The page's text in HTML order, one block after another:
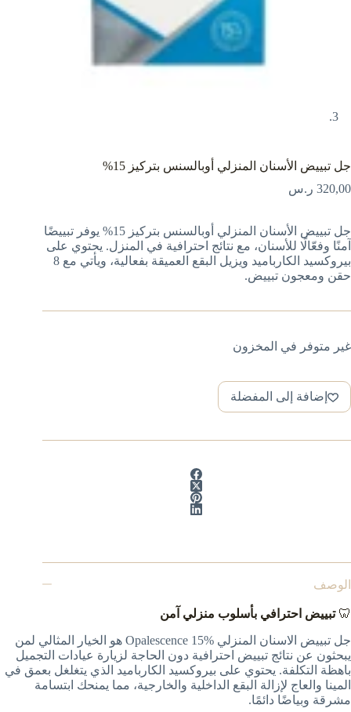
جل تبييض الأسنان المنزلي أوبالسنس بتركيز 15%
320,00 ر.س
جل تبييض الأسنان المنزلي أوبالسنس بتركيز 15% يوفر تبييضًا
آمنًا وفعّالًا للأسنان، مع نتائج احترافية في المنزل. يحتوي على
بيروكسيد الكارباميد ويزيل البقع العميقة بفعالية، ويأتي مع 8
حقن ومعجون تبييض.
غير متوفر في المخزون
إضافة إلى المفضلة
الوصف
🦷تبييض احترافي بأسلوب منزلي آمن
جل تبييض الاسنان المنزلي Opalescence 15% هو الخيار المثالي لمن
يبحثون عن نتائج تبييض احترافية دون الحاجة لزيارة عيادات التجميل
باهظة التكلفة. يحتوي على بيروكسيد الكارباميد الذي يتغلغل بعمق في
المينا والعاج لإزالة البقع الداخلية والخارجية، مما يمنحك ابتسامة
مشرقة وبياضًا دائمًا.